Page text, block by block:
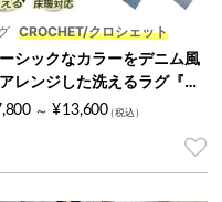
コになりボロボロになっ
た。カーペットの専門の
性も充実したしっ
のうち、
CROCHET/クロシェット
シックなカラーをデニム風
レンジした洗えるラグ『CR
クロシェット』
～ ¥ 13,600